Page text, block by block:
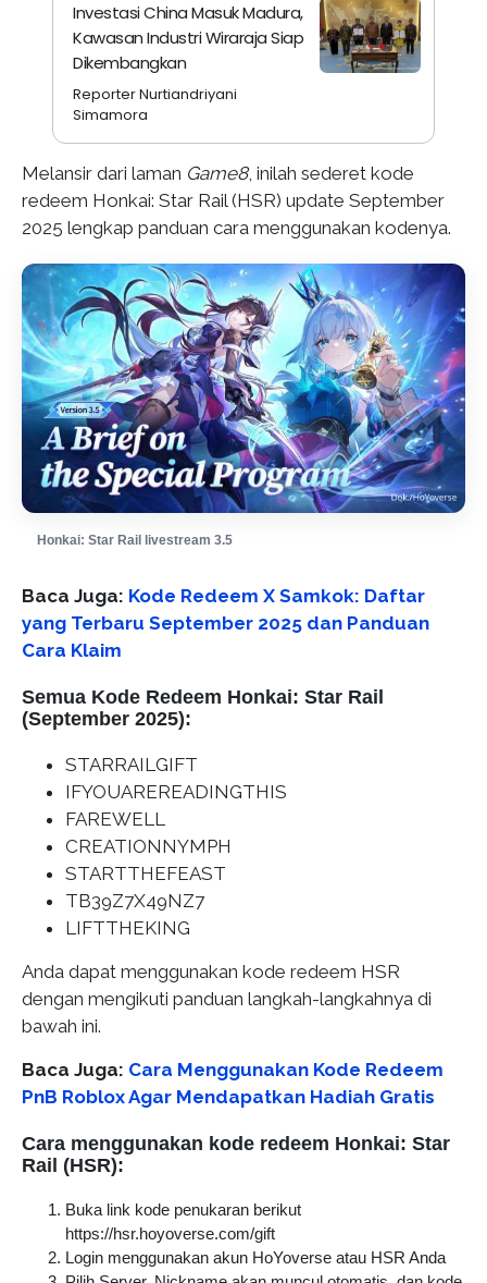
Investasi China Masuk Madura,
Kawasan Industri Wiraraja Siap
Dikembangkan
Reporter Nurtiandriyani
Simamora
Melansir dari laman Game8, inilah sederet kode
redeem Honkai: Star Rail (HSR) update September
2025 lengkap panduan cara menggunakan kodenya.
Honkai: Star Rail livestream 3.5
Baca Juga: Kode Redeem X Samkok: Daftar
yang Terbaru September 2025 dan Panduan
Cara Klaim
Semua Kode Redeem Honkai: Star Rail
(September 2025):
STARRAILGIFT
IFYOUAREREADINGTHIS
FAREWELL
CREATIONNYMPH
STARTTHEFEAST
TB39Z7X49NZ7
LIFTTHEKING
Anda dapat menggunakan kode redeem HSR
dengan mengikuti panduan langkah-langkahnya di
bawah ini.
Baca Juga: Cara Menggunakan Kode Redeem
PnB Roblox Agar Mendapatkan Hadiah Gratis
Cara menggunakan kode redeem Honkai: Star
Rail (HSR):
Buka link kode penukaran berikut
https://hsr.hoyoverse.com/gift
Login menggunakan akun HoYoverse atau HSR Anda